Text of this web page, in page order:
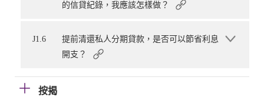
的信貸紀錄，我應該怎樣做？
J1.6
提前清還私人分期貸款，是否可以節省利息
開支？
按揭